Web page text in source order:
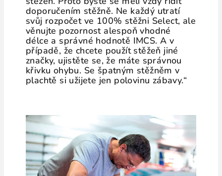
doporučením stěžně. Ne každý utratí
svůj rozpočet ve 100% stěžni Select, ale
věnujte pozornost alespoň vhodné
délce a správné hodnotě IMCS. A v
případě, že chcete použít stěžeň jiné
značky, ujistěte se, že máte správnou
křivku ohybu. Se špatným stěžněm v
plachtě si užijete jen polovinu zábavy.“